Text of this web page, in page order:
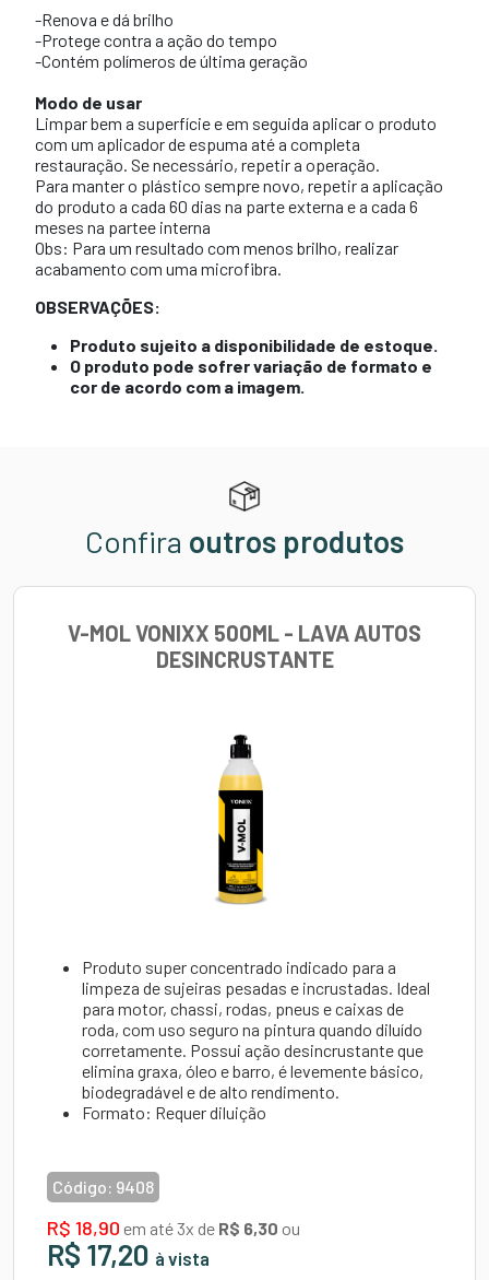
-Renova e dá brilho
-Protege contra a ação do tempo
-Contém polímeros de última geração
Modo de usar
Limpar bem a superfície e em seguida aplicar o produto
com um aplicador de espuma até a completa
restauração. Se necessário, repetir a operação.
Para manter o plástico sempre novo, repetir a aplicação
do produto a cada 60 dias na parte externa e a cada 6
meses na partee interna
Obs: Para um resultado com menos brilho, realizar
acabamento com uma microfibra.
OBSERVAÇÕES:
Produto sujeito a disponibilidade de estoque.
O produto pode sofrer variação de formato e
cor de acordo com a imagem.
Confira outros produtos
V-MOL VONIXX 500ML - LAVA AUTOS
DESINCRUSTANTE
Produto super concentrado indicado para a
limpeza de sujeiras pesadas e incrustadas. Ideal
para motor, chassi, rodas, pneus e caixas de
roda, com uso seguro na pintura quando diluído
corretamente. Possui ação desincrustante que
elimina graxa, óleo e barro, é levemente básico,
biodegradável e de alto rendimento.
Formato: Requer diluição
Código: 9408
R$ 18,90 em até 3x de R$ 6,30 ou
R$ 17,20 à vista